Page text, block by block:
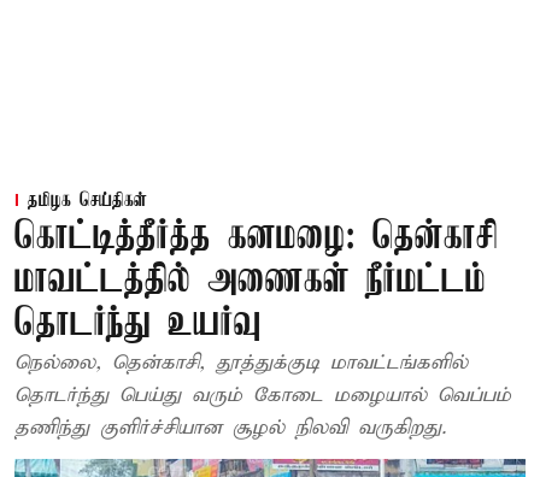
தமிழக செய்திகள்
கொட்டித்தீர்த்த கனமழை: தென்காசி
மாவட்டத்தில் அணைகள் நீர்மட்டம்
தொடர்ந்து உயர்வு
நெல்லை, தென்காசி, தூத்துக்குடி மாவட்டங்களில்
தொடர்ந்து பெய்து வரும் கோடை மழையால் வெப்பம்
தணிந்து குளிர்ச்சியான சூழல் நிலவி வருகிறது.